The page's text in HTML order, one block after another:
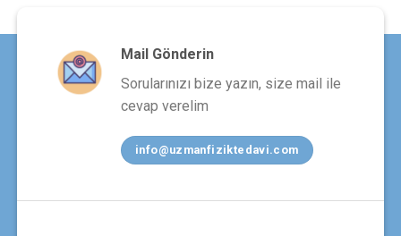
Mail Gönderin
Sorularınızı bize yazın, size mail ile
cevap verelim
info@uzmanfiziktedavi.com